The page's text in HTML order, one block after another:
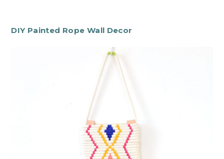
DIY Painted Rope Wall Decor